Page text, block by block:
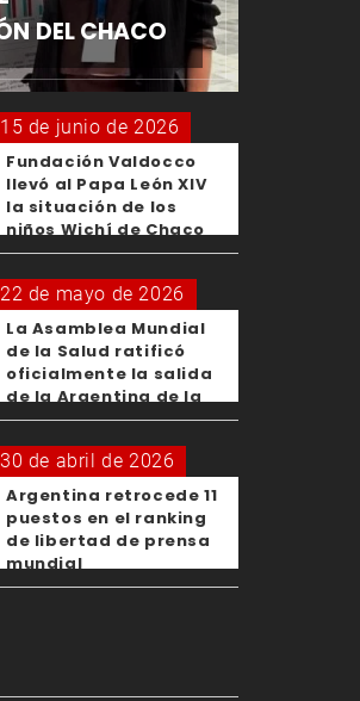
DEL CHACO
15 de junio de 2026
Fundación Valdocco
llevó al Papa León XIV
la situación de los
niños Wichí de Chaco
22 de mayo de 2026
La Asamblea Mundial
de la Salud ratificó
oficialmente la salida
de la Argentina de la
OMS
30 de abril de 2026
Argentina retrocede 11
puestos en el ranking
de libertad de prensa
mundial